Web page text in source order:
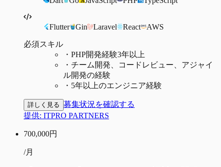
Flutter Gin Laravel React AWS
必須スキル
・ PHP開発経験3年以上
・ チーム開発、コードレビュー、アジャイ
ル開発の経験
・ 5年以上のエンジニア経験
詳しく見る 募集状況を確認する
提供: ITPRO PARTNERS
700,000円
/月